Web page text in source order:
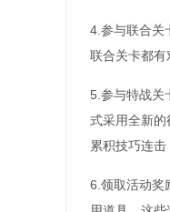
4.参与联合关
联合关卡都有
5.参与特战关
式采用全新
累积技巧连击
6.领取活动奖